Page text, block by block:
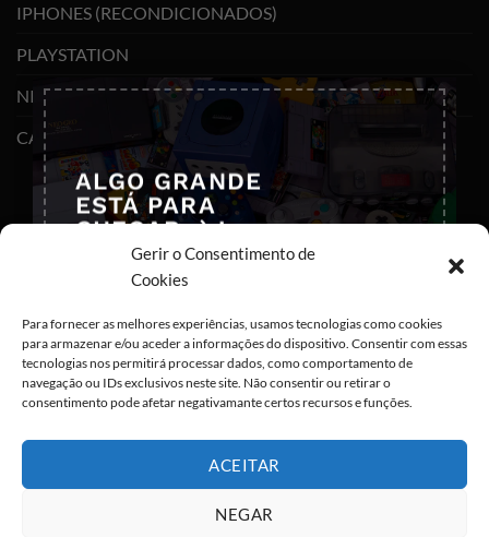
ALGO GRANDE
ESTÁ PARA
CHEGAR ;) !
Eu concordo com o armazenamento dos
×
Gerir o Consentimento de
Cookies
Para fornecer as melhores experiências, usamos tecnologias como cookies
para armazenar e/ou aceder a informações do dispositivo. Consentir com essas
tecnologias nos permitirá processar dados, como comportamento de
navegação ou IDs exclusivos neste site. Não consentir ou retirar o
consentimento pode afetar negativamante certos recursos e funções.
ACEITAR
NEGAR
IPHONES (RECONDICIONADOS)
PLAYSTATION
NINTENDO SWITCH
CABOS E ADAPTADORES TYPE-C